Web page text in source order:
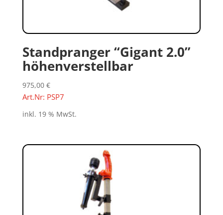
Standpranger “Gigant 2.0”
höhenverstellbar
975,00 €
Art.Nr: PSP7
inkl. 19 % MwSt.